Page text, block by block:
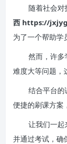
随着社会对
西 https://
为了一个帮助学
然而，许多
难度大等问题，
结合平台的
便捷的刷课方案
让我们一起
并通过考试，确